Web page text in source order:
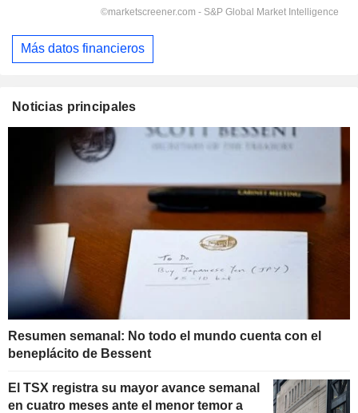
Más datos financieros
Noticias principales
Resumen semanal: No todo el mundo cuenta con el
beneplácito de Bessent
El TSX registra su mayor avance semanal
en cuatro meses ante el menor temor a